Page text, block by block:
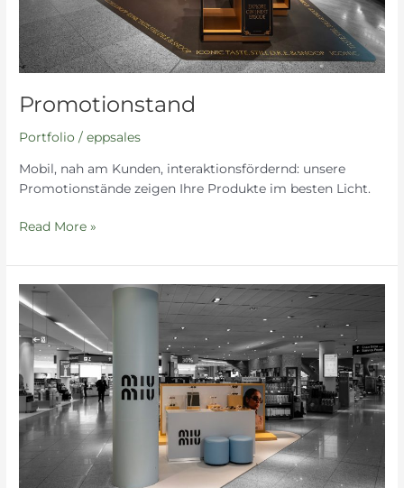
Promotionstand
Portfolio /eppsales
Mobil, nah am Kunden, interaktionsfördernd: unsere
Promotionstände zeigen Ihre Produkte im besten Licht.
Read More »
Miu
Miu
Promotionstand